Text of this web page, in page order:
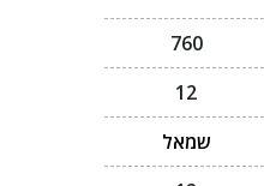
760
12
שמאל